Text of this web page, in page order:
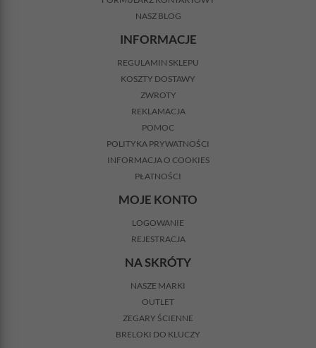
NASZ BLOG
INFORMACJE
REGULAMIN SKLEPU
KOSZTY DOSTAWY
ZWROTY
REKLAMACJA
POMOC
POLITYKA PRYWATNOŚCI
INFORMACJA O COOKIES
PŁATNOŚCI
MOJE KONTO
LOGOWANIE
REJESTRACJA
NA SKRÓTY
NASZE MARKI
OUTLET
ZEGARY ŚCIENNE
BRELOKI DO KLUCZY